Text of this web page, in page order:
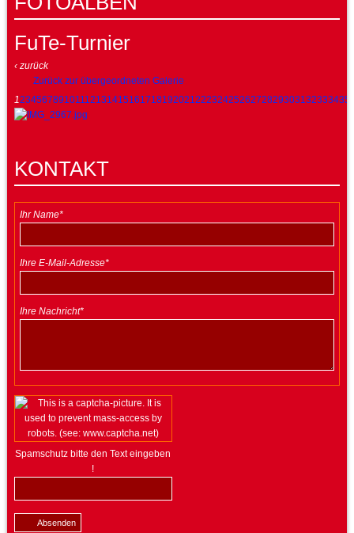
FuTe-Turnier
‹ zurück
Zurück zur übergeordneten Galerie
1234567891011121314151617181920212223242526272829303132333435
KONTAKT
Ihr Name*
Ihre E-Mail-Adresse*
Ihre Nachricht*
Spamschutz bitte den Text eingeben
!